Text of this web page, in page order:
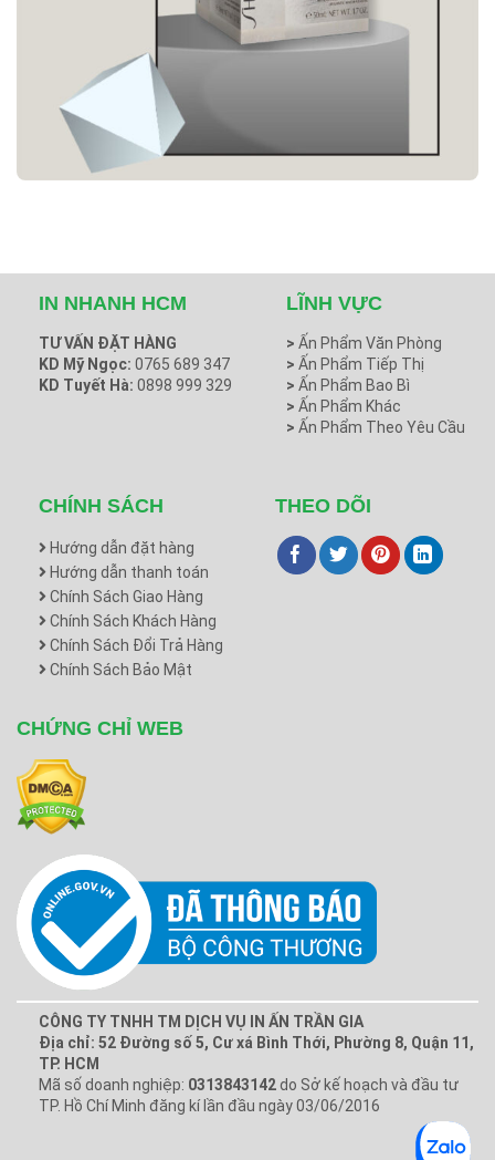
IN NHANH HCM
TƯ VẤN ĐẶT HÀNG
KD Mỹ Ngọc: 0765 689 347
KD Tuyết Hà: 0898 999 329
LĨNH VỰC
> Ấn Phẩm Văn Phòng
> Ấn Phẩm Tiếp Thị
> Ấn Phẩm Bao Bì
> Ấn Phẩm Khác
> Ấn Phẩm Theo Yêu Cầu
CHÍNH SÁCH
Hướng dẫn đặt hàng
Hướng dẫn thanh toán
Chính Sách Giao Hàng
Chính Sách Khách Hàng
Chính Sách Đổi Trả Hàng
Chính Sách Bảo Mật
THEO DÕI
CHỨNG CHỈ WEB
CÔNG TY TNHH TM DỊCH VỤ IN ẤN TRẦN GIA
Địa chỉ: 52 Đường số 5, Cư xá Bình Thới, Phường 8, Quận 11,
TP. HCM
Mã số doanh nghiệp: 0313843142 do Sở kế hoạch và đầu tư
TP. Hồ Chí Minh đăng kí lần đầu ngày 03/06/2016